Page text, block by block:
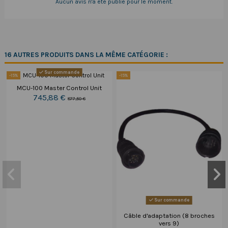
Aucun avis n'a été publié pour le moment.
16 AUTRES PRODUITS DANS LA MÊME CATÉGORIE :
-15%
Sur commande
MCU-100 Master Control Unit
745,88 €877,50 €
-15%
Sur commande
Câble d'adaptation (8 broches
vers 9)